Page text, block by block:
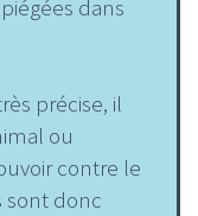
dans
précise, il
ou
contre le
sont donc